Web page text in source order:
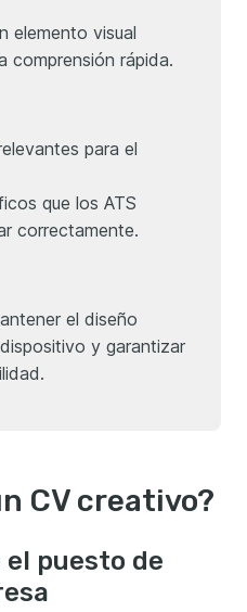
elemento visual
comprensión rápida.
para el
que los ATS
correctamente.
el diseño
y garantizar
CV creativo?
el puesto de